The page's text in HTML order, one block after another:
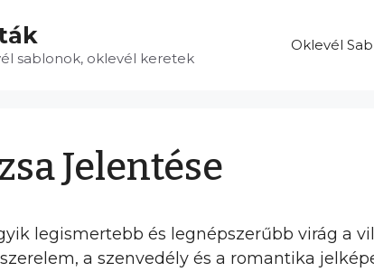
sablonok, oklevél keretek
Oklevél
Jelentése
legismertebb és legnépszerűbb virág a
a szenvedély és a romantika